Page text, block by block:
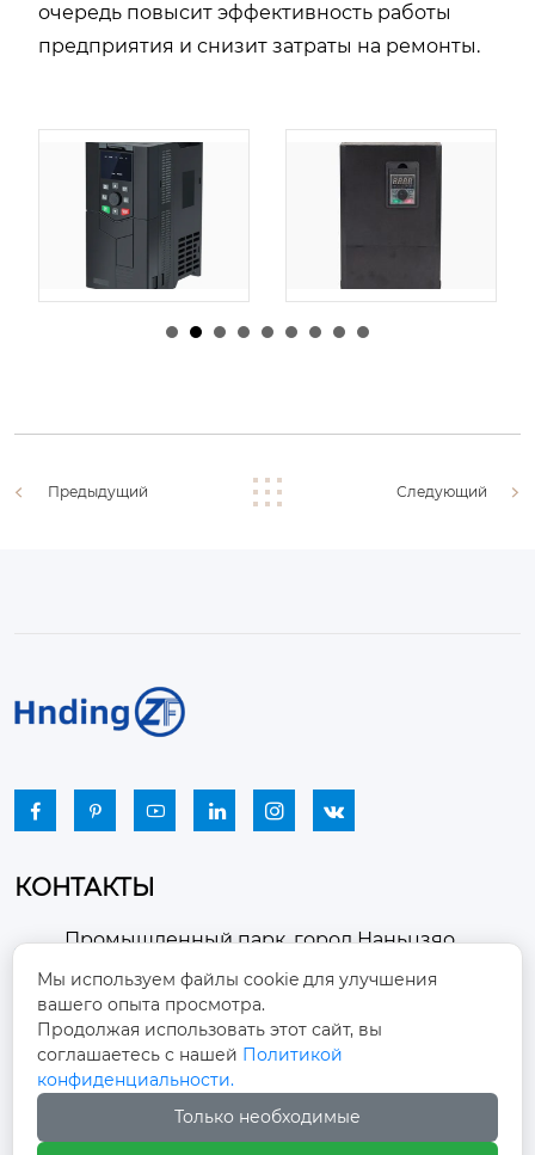
очередь повысит эффективность работы
предприятия и снизит затраты на ремонты.
由admin |30 1 月,
由admin |29 1 月,
Предыдущий Следующий
     
КОНТАКТЫ

Промышленный парк, город Наньцзяо,
район Чжоуцунь, город Цзыбо, провинция
Шаньдун
 winston-xu@hengdingfan.com
+86-13806434669
Мы используем файлы cookie для улучшения
вашего опыта просмотра.
Продолжая использовать этот сайт, вы
соглашаетесь с нашей Политикой
конфиденциальности.
Только необходимые